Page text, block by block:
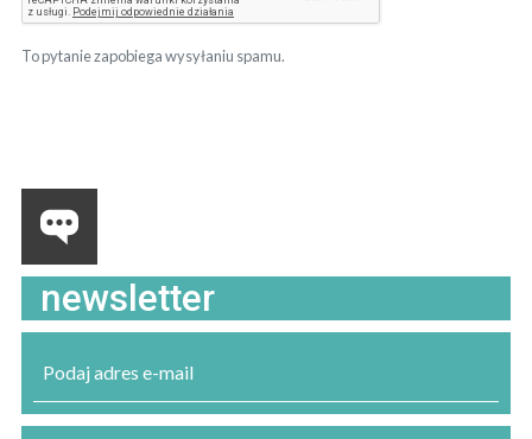
To pytanie zapobiega wysyłaniu spamu.
newsletter